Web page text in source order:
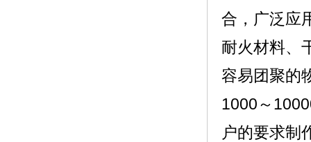
合，广泛应
耐火材料、
容易团聚的
1000～
户的要求制